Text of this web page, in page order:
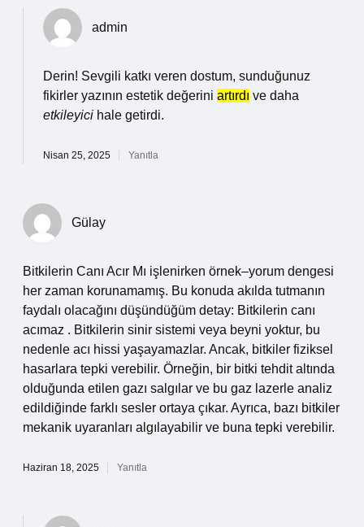
admin
Derin! Sevgili katkı veren dostum, sunduğunuz
fikirler yazının estetik değerini artırdı ve daha
etkileyici hale getirdi.
Nisan 25, 2025 Yanıtla
Gülay
Bitkilerin Canı Acır Mı işlenirken örnek–yorum dengesi
her zaman korunamamış. Bu konuda akılda tutmanın
faydalı olacağını düşündüğüm detay: Bitkilerin canı
acımaz . Bitkilerin sinir sistemi veya beyni yoktur, bu
nedenle acı hissi yaşayamazlar. Ancak, bitkiler fiziksel
hasarlara tepki verebilir. Örneğin, bir bitki tehdit altında
olduğunda etilen gazı salgılar ve bu gaz lazerle analiz
edildiğinde farklı sesler ortaya çıkar. Ayrıca, bazı bitkiler
mekanik uyaranları algılayabilir ve buna tepki verebilir.
Haziran 18, 2025 Yanıtla